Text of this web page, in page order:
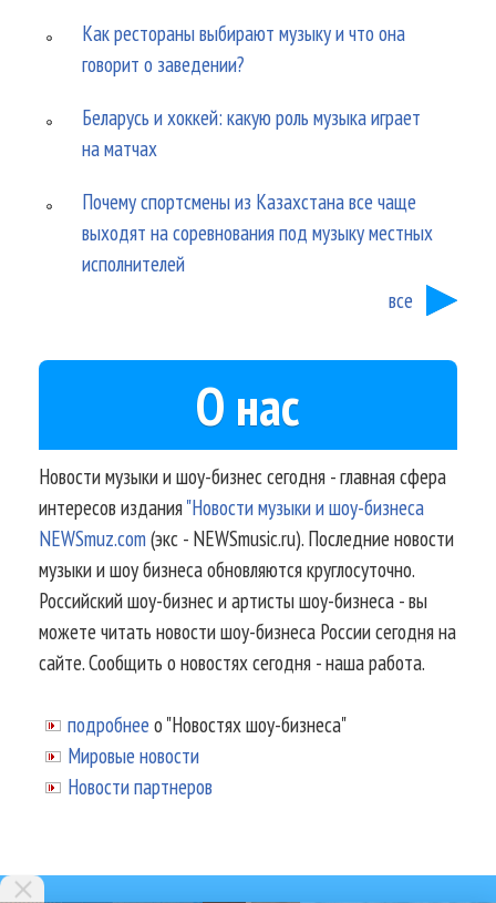
Как рестораны выбирают музыку и что она
говорит о заведении?
Беларусь и хоккей: какую роль музыка играет
на матчах
Почему спортсмены из Казахстана все чаще
выходят на соревнования под музыку местных
исполнителей
все
О нас
Новости музыки и шоу-бизнес сегодня - главная сфера
интересов издания"Новости музыки и шоу-бизнеса
NEWSmuz.com(экс - NEWSmusic.ru). Последние новости
музыки и шоу бизнеса обновляются круглосуточно.
Российский шоу-бизнес и артисты шоу-бизнеса - вы
можете читать новости шоу-бизнеса России сегодня на
сайте. Сообщить о новостях сегодня - наша работа.
подробнее о "Новостях шоу-бизнеса"
Мировые новости
Новости партнеров